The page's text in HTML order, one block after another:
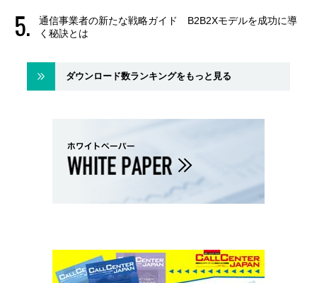
通信事業者の新たな戦略ガイド B2B2Xモデルを成功に導
く秘訣とは
ダウンロード数ランキングをもっと見る